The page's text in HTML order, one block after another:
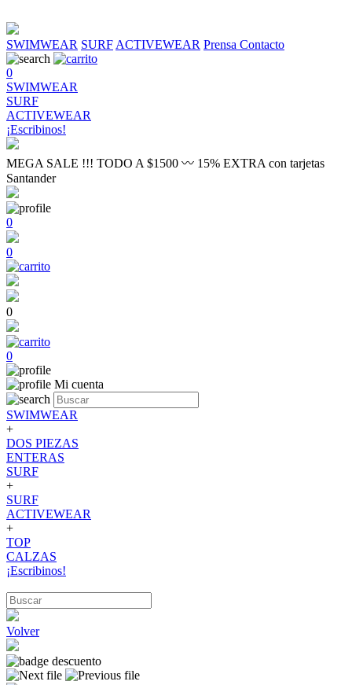
SWIMWEAR SURF ACTIVEWEAR Prensa Contacto
0
SWIMWEAR
SURF
ACTIVEWEAR
¡Escribinos!
MEGA SALE !!! TODO A $1500 〰 15% EXTRA con tarjetas
Santander
0
0
0
0
Mi cuenta
SWIMWEAR
+
DOS PIEZAS
ENTERAS
SURF
+
SURF
ACTIVEWEAR
+
TOP
CALZAS
¡Escribinos!
Volver